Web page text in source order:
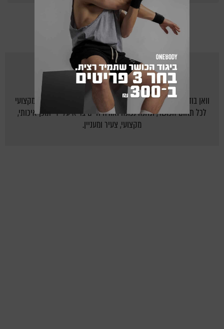
מאתONEBODY.CO.IL
וואן בודי - אתר הכושר של ישראל: יוצרים לישראלים בית חם ומקצועי
לכל תחום הכושר, תזונה נכונה ואורח חיים בריא על ידי תוכן איכותי,
מקצועי, צעיר ומעניין.